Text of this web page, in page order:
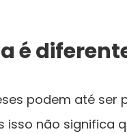
é
podem até ser
não significa